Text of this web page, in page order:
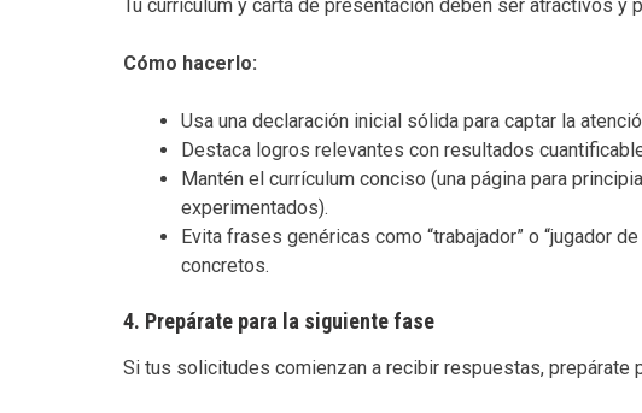
Tu currículum y carta de presentación deben ser atractivos y
Cómo hacerlo:
Usa una declaración inicial sólida para captar la
Destaca logros relevantes con resultados
Mantén el currículum conciso (una página para
experimentados).
Evita frases genéricas como “trabajador” o “jugador
concretos.
4. Prepárate para la siguiente fase
Si tus solicitudes comienzan a recibir respuestas, prepárate